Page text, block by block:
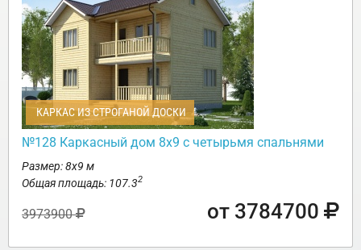
КАРКАС ИЗ СТРОГАНОЙ ДОСКИ
№128 Каркасный дом 8х9 с четырьмя спальнями
Размер: 8х9 м
Общая площадь: 107.32
3973900 от 3784700